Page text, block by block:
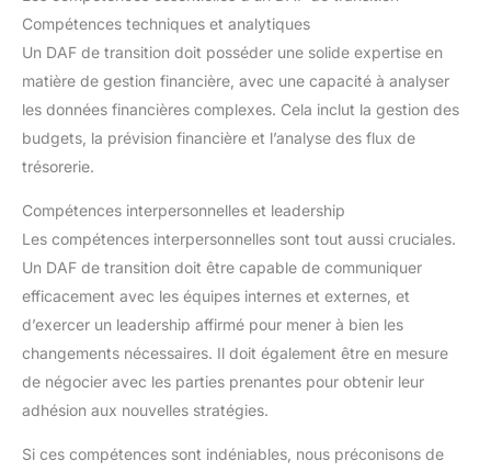
Compétences techniques et analytiques
Un DAF de transition doit posséder une solide expertise en
matière de gestion financière, avec une capacité à analyser
les données financières complexes. Cela inclut la gestion des
budgets, la prévision financière et l’analyse des flux de
trésorerie.
Compétences interpersonnelles et leadership
Les compétences interpersonnelles sont tout aussi cruciales.
Un DAF de transition doit être capable de communiquer
efficacement avec les équipes internes et externes, et
d’exercer un leadership affirmé pour mener à bien les
changements nécessaires. Il doit également être en mesure
de négocier avec les parties prenantes pour obtenir leur
adhésion aux nouvelles stratégies.
Si ces compétences sont indéniables, nous préconisons de